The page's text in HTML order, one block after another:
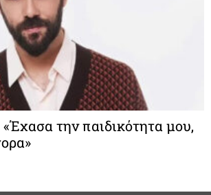
την παιδικότητα μου,